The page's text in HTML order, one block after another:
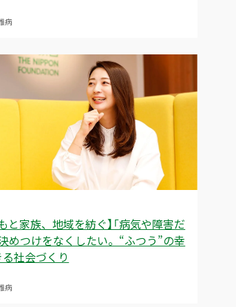
病
と家族、地域を紡ぐ】「病気や障害だ
めつけをなくしたい。“ふつう”の幸
社会づくり
病